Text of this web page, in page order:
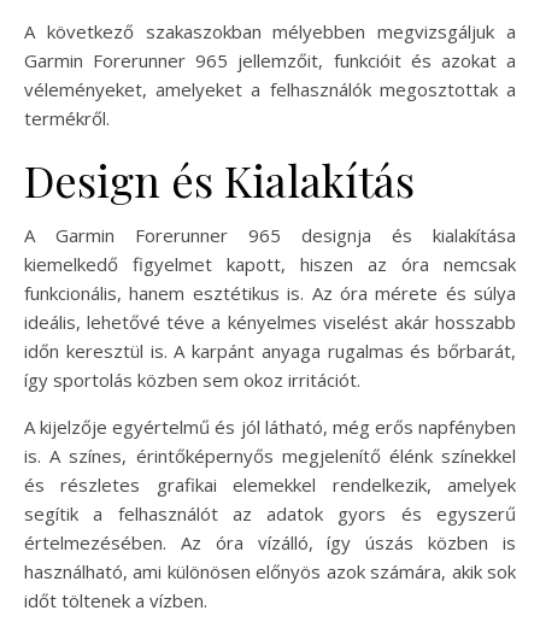
A következő szakaszokban mélyebben megvizsgáljuk a
Garmin Forerunner 965 jellemzőit, funkcióit és azokat a
véleményeket, amelyeket a felhasználók megosztottak a
termékről.
Design és Kialakítás
A Garmin Forerunner 965 designja és kialakítása
kiemelkedő figyelmet kapott, hiszen az óra nemcsak
funkcionális, hanem esztétikus is. Az óra mérete és súlya
ideális, lehetővé téve a kényelmes viselést akár hosszabb
időn keresztül is. A karpánt anyaga rugalmas és bőrbarát,
így sportolás közben sem okoz irritációt.
A kijelzője egyértelmű és jól látható, még erős napfényben
is. A színes, érintőképernyős megjelenítő élénk színekkel
és részletes grafikai elemekkel rendelkezik, amelyek
segítik a felhasználót az adatok gyors és egyszerű
értelmezésében. Az óra vízálló, így úszás közben is
használható, ami különösen előnyös azok számára, akik sok
időt töltenek a vízben.